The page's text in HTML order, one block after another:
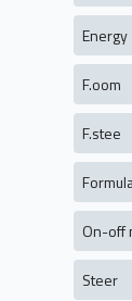
Energy
F.oom
F.stee
On-off
Steer